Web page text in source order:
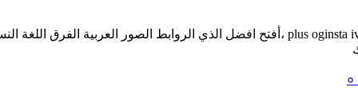
oginsta
plus ، أفتح افضل الذي الروابط الصور العربية الفرق اللغة